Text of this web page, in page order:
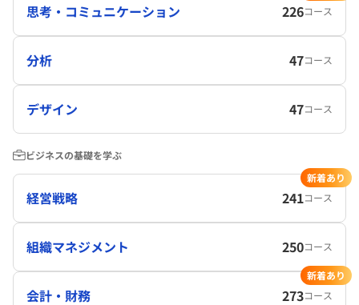
思考・コミュニケーション 226コース
分析 47コース
デザイン 47コース
ビジネスの基礎を学ぶ
経営戦略 241コース
新着あり
組織マネジメント 250コース
会計・財務 273コース
新着あり